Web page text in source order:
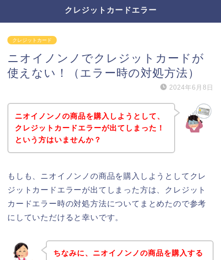
クレジットカードエラー
クレジットカード
ニオイノンノでクレジットカードが
使えない！（エラー時の対処方法）
2024年6月8日
ニオイノンノの商品を購入しようとして、
クレジットカードエラーが出てしまった！
という方はいませんか？
もしも、ニオイノンノの商品を購入しようとしてクレ
ジットカードエラーが出てしまった方は、クレジット
カードエラー時の対処方法についてまとめたので参考
にしていただけると幸いです。
ちなみに、ニオイノンノの商品を購入する